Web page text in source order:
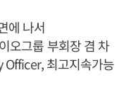
에 나서
오그룹 부회장 겸 차
최고지속가능